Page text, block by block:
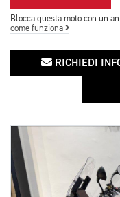
Blocca questa moto con un
come funziona
RICHIEDI